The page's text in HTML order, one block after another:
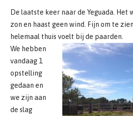
De laatste keer naar de Yeguada. Het
zon en haast geen wind. Fijn om te
helemaal thuis voelt bij de paarden.
We hebben
vandaag 1
opstelling
gedaan en
we zijn aan
de slag